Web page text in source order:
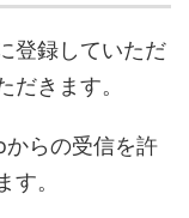
登録していただ
だきます。
らの受信を許
。